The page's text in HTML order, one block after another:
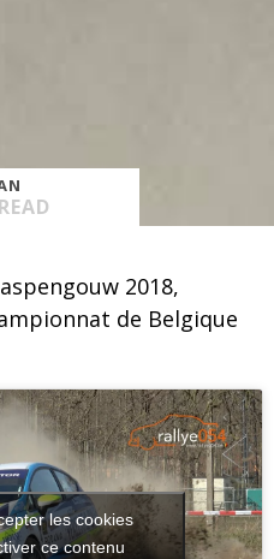
2018,
de Belgique
les cookies
ce contenu